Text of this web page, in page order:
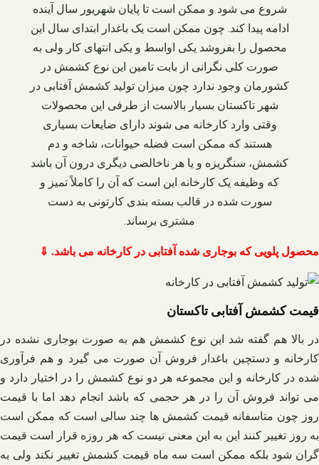
شروع می‌ شود و ممکن است تا پایان شهریور سال آینده
ادامه پیدا کند. چون ممکن است یک باغدار ابتدای سال این
محصول را بفروشد یکی اواسط و یکی انتهای کار ولی به
صورت کلی نگرانی از بابت تامین این نوع کشمش در
کشورمان وجود ندارد چون میزان تولید کشمش آفتابی در
شهر تاکستان بسیار بالاست از طرفی این محصولات
وقتی وارد کارخانه می‌ شوند دارای ضایعات بسیاری
هستند که ممکن است فضله حیوانات، شاخه و دم
کشمش، سنگریزه و یا هر ناخالصی دیگری درون آن باشد
که وظیفه یک کارخانه این است که آن را کاملاً تمیز و
سورت شده در قالب بسته‌ بندی کارتونی به دست
مشتری برساند.
محصول پلویی که بوجاری شده آفتابی در کارخانه می باشد. ⇓
قیمت کشمش آفتابی تاکستان
در بالا هم گفته شد این نوع کشمش هم به صورت بوجاری نشده در
کارخانه و دستچین باغدار فروش آن صورت می‌ گیرد و هم فرآوری
شده در کارخانه و این مجموعه هر دو نوع کشمش را در اختیار دارد و
می‌ تواند فروش آن را در هر حجمی که باشد انجام دهد اما با قیمت
روز چون متاسفانه قیمت کشمش‌ ها چند سالی است که ممکن است
به روز تغییر کنند این به این معنی نیست که هر روزه قرار است قیمت
گران شود بلکه ممکن است سه ماه قیمت کشمش تغییر نکند ولی به